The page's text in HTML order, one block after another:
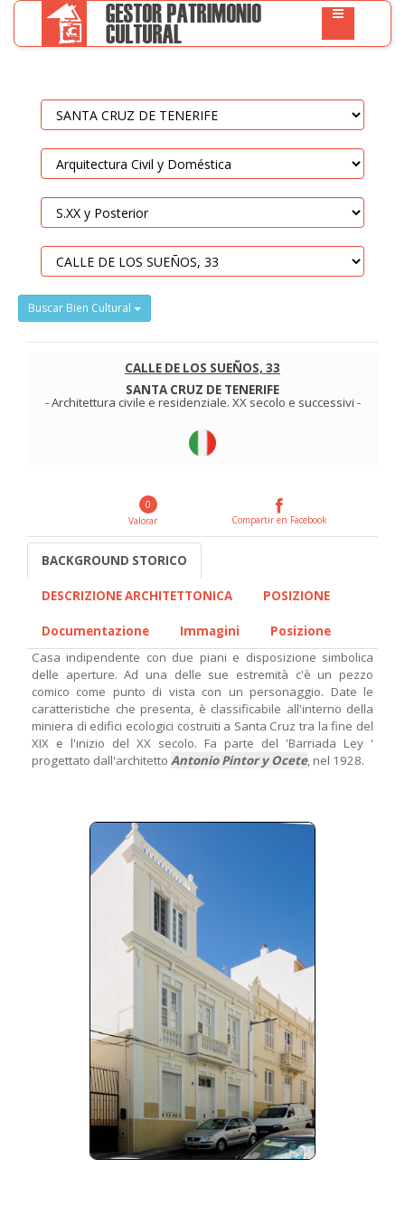
Buscar Bien Cultural
CALLE DE LOS SUEÑOS, 33
SANTA CRUZ DE TENERIFE
-Architettura civile e residenziale. XX secolo e successivi -
0
Valorar
Compartir en Facebook
BACKGROUND STORICO
DESCRIZIONE ARCHITETTONICA POSIZIONE
Documentazione Immagini
Posizione
Casa indipendente con due piani e disposizione simbolica
delle aperture. Ad una delle sue estremità c'è un pezzo
comico come punto di vista con un personaggio. Date le
caratteristiche che presenta, è classificabile all'interno della
miniera di edifici ecologici costruiti a Santa Cruz tra la fine del
XIX e l'inizio del XX secolo. Fa parte del 'Barriada Ley '
progettato dall'architetto Antonio Pintor y Ocete, nel 1928.